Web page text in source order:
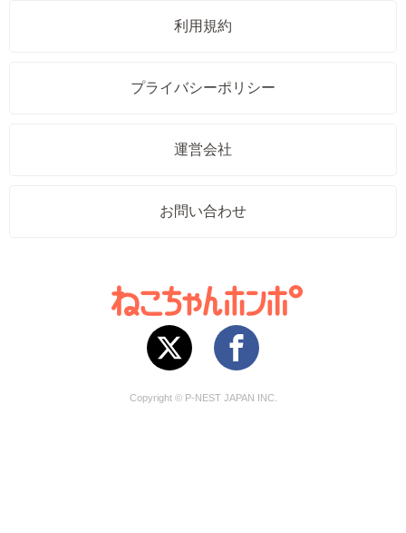
利用規約
プライバシーポリシー
運営会社
お問い合わせ
Copyright © P-NEST JAPAN INC.